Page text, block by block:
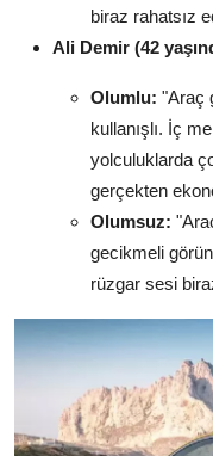
biraz rahatsız
Ali Demir (42
Olumlu: "Araç
kullanışlı. İç
yolculuklarda
gerçekten
Olumsuz:
gecikmeli
rüzgar sesi